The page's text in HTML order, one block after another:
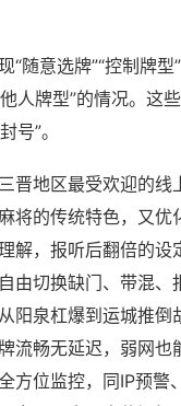
随意选牌”“控制牌型
人牌型”的情况。这
号”。
晋地区最受欢迎的线
将的传统特色，又优
解，报听后翻倍的设
由切换缺门、带混、
阳泉杠爆到运城推倒
流畅无延迟，弱网
位监控，同IP预警